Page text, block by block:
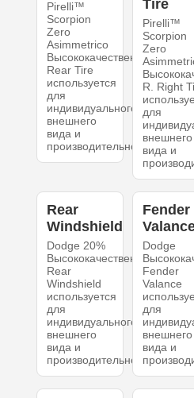
Pirelli™
Scorpion
Zero
Asimmetrico
Высококачественный
Rear Tire
используется
для
индивидуального
внешнего
вида и
производительности.
Tire
Pirelli™
Scorpion
Zero
R. Right
для
внешнего
вида и
Rear
Windshield
Dodge 20%
Высококачественный
Rear
Windshield
используется
для
индивидуального
внешнего
вида и
производительности.
Fender
Dodge
Fender
Valance
для
внешнего
вида и